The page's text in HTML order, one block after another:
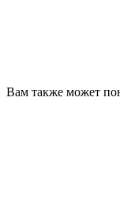
Вам также может